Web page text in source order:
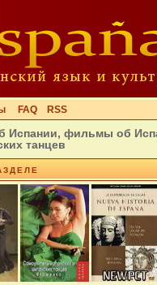
FAQ RSS
Испании, фильмы об
танцев